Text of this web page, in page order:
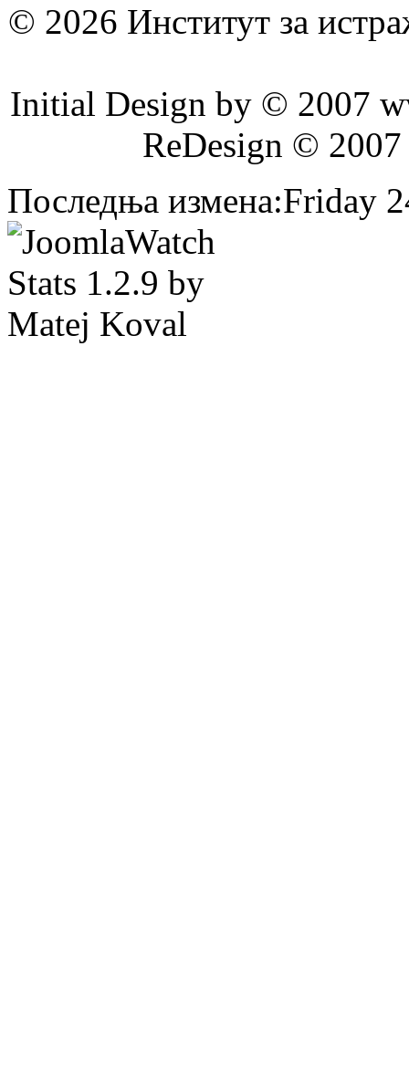
© 2026 Институт за
Initial Design by © 2007
ReDesign ©
Последња измена:Friday